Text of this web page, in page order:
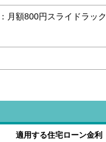
額800円スライドラック
適用する住宅ローン金利